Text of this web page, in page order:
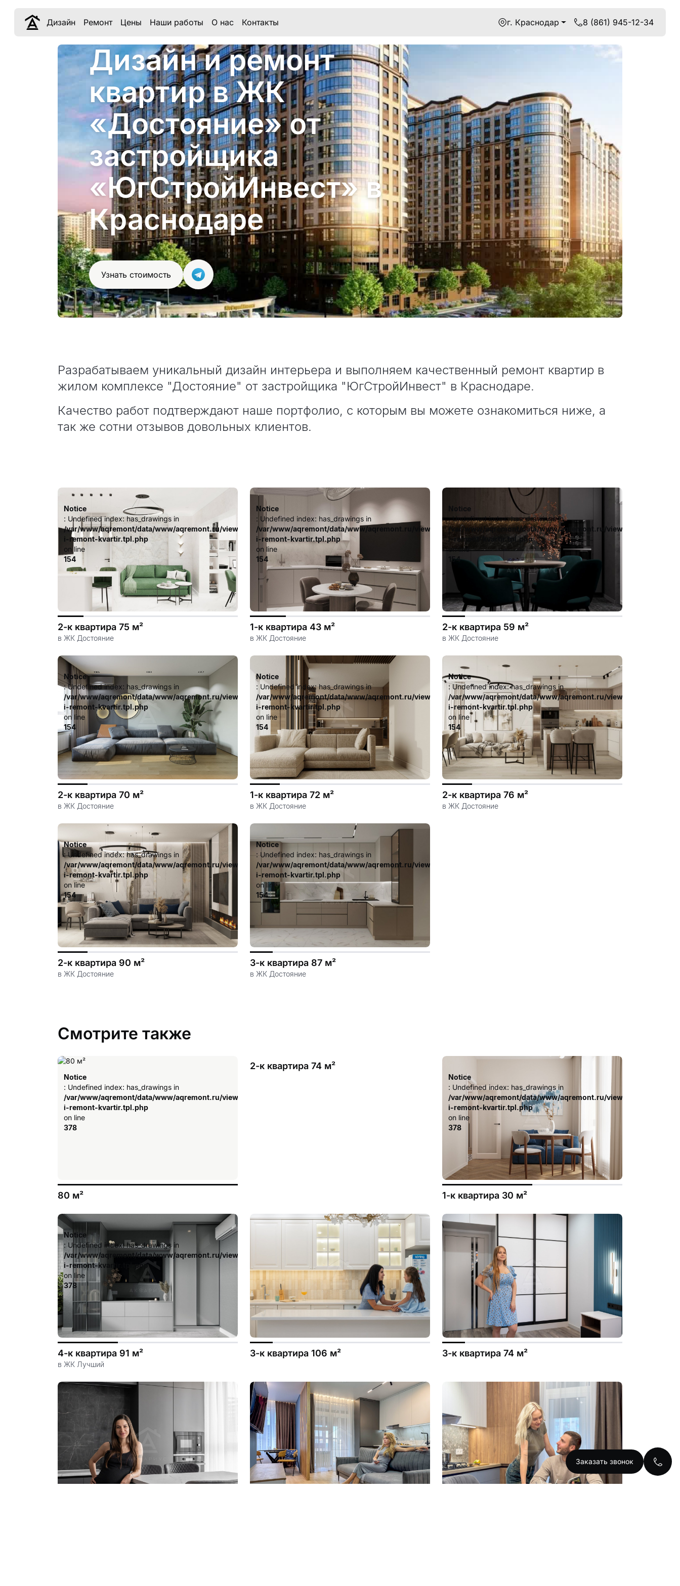
Дизайн Ремонт Цены Наши работы О нас Контакты г. Краснодар 8 (861) 945-12-34
Дизайн и ремонт
квартир в ЖК
«Достояние» от
застройщика
«ЮгСтройИнвест» в
Краснодаре
Узнать стоимость
Разрабатываем уникальный дизайн интерьера и выполняем качественный ремонт квартир в
жилом комплексе "Достояние" от застройщика "ЮгСтройИнвест" в Краснодаре.
Качество работ подтверждают наше портфолио, с которым вы можете ознакомиться ниже, а
так же сотни отзывов довольных клиентов.
Notice
: Undefined index: has_drawings in
/var/www/aqremont/data/www/aqremont.ru/view/templates_c/ca23d591d3fd8044c55329b97dcde4d44cdb3e9e.file.dizayn-
i-remont-kvartir.tpl.php
on line
154
2-к квартира 75 м²
в ЖК Достояние
Notice
: Undefined index: has_drawings in
/var/www/aqremont/data/www/aqremont.ru/view/templates_c/
i-remont-kvartir.tpl.php
on line
154
1-к квартира 43 м²
в ЖК Достояние
Notice
: Undefined index: has_drawings in
/var/www/aqremont/data/www/aqremont.ru/view/templates_c/
i-remont-kvartir.tpl.php
on line
154
2-к квартира 59 м²
в ЖК Достояние
Notice
: Undefined index: has_drawings in
/var/www/aqremont/data/www/aqremont.ru/view/templates_c/ca23d591d3fd8044c55329b97dcde4d44cdb3e9e.file.dizayn-
i-remont-kvartir.tpl.php
on line
154
2-к квартира 70 м²
в ЖК Достояние
Notice
: Undefined index: has_drawings in
/var/www/aqremont/data/www/aqremont.ru/view/templates_c/
i-remont-kvartir.tpl.php
on line
154
1-к квартира 72 м²
в ЖК Достояние
Notice
: Undefined index: has_drawings in
/var/www/aqremont/data/www/aqremont.ru/view/templates_c/
i-remont-kvartir.tpl.php
on line
154
2-к квартира 76 м²
в ЖК Достояние
Notice
: Undefined index: has_drawings in
/var/www/aqremont/data/www/aqremont.ru/view/templates_c/ca23d591d3fd8044c55329b97dcde4d44cdb3e9e.file.dizayn-
i-remont-kvartir.tpl.php
on line
154
2-к квартира 90 м²
в ЖК Достояние
Notice
: Undefined index: has_drawings in
/var/www/aqremont/data/www/aqremont.ru/view/templates_c/
i-remont-kvartir.tpl.php
on line
154
3-к квартира 87 м²
в ЖК Достояние
Смотрите также
Notice
: Undefined index: has_drawings in
/var/www/aqremont/data/www/aqremont.ru/view/templates_c/ca23d591d3fd8044c55329b97dcde4d44cdb3e9e.file.dizayn-
i-remont-kvartir.tpl.php
on line
378
80 м²
/var/www/aqremont/data/www/aqremont.ru/view/templates_c/
2-к квартира 74 м²
Notice
: Undefined index: has_drawings in
/var/www/aqremont/data/www/aqremont.ru/view/templates_c/
i-remont-kvartir.tpl.php
on line
378
1-к квартира 30 м²
Notice
: Undefined index: has_drawings in
/var/www/aqremont/data/www/aqremont.ru/view/templates_c/ca23d591d3fd8044c55329b97dcde4d44cdb3e9e.file.dizayn-
i-remont-kvartir.tpl.php
on line
378
4-к квартира 91 м²
в ЖК Лучший
3-к квартира 106 м² 3-к квартира 74 м²
Заказать звонок